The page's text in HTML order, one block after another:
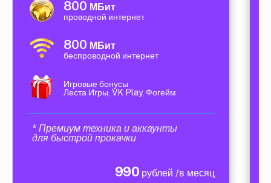
800 МБит
проводной интернет
800 МБит
беспроводной интернет
Игровые бонусы
Леста Игры, VK Play, Фогейм
* Премиум техника и аккаунты
для быстрой прокачки
990 рублей /в месяц